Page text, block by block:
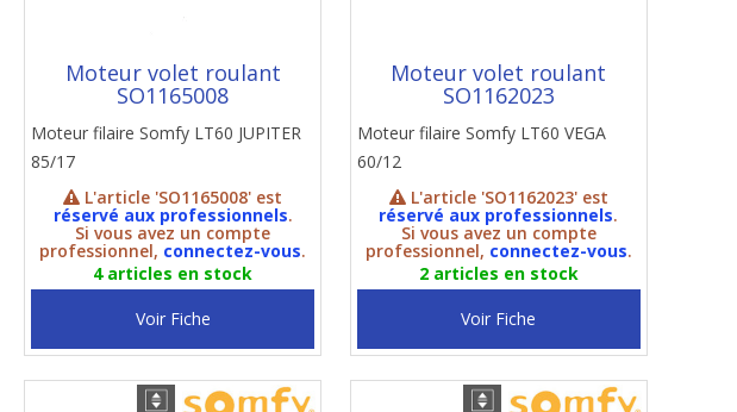
Moteur volet roulant
SO1165008
Moteur filaire Somfy LT60 JUPITER
85/17
L'article 'SO1165008' est
réservé aux professionnels.
Si vous avez un compte
professionnel, connectez-vous.
4 articles en stock
Voir Fiche
Moteur volet roulant
SO1162023
Moteur filaire Somfy LT60 VEGA
60/12
L'article 'SO1162023' est
réservé aux professionnels.
Si vous avez un compte
professionnel, connectez-vous.
2 articles en stock
Voir Fiche